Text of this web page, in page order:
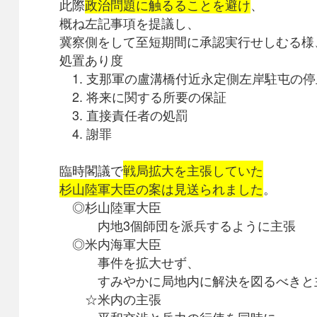
此際政治問題に触るることを避け、
概ね左記事項を提議し、
冀察側をして至短期間に承認実行せしむる様、
処置あり度
1. 支那軍の盧溝橋付近永定側左岸駐屯の
2. 将来に関する所要の保証
3. 直接責任者の処罰
4. 謝罪
臨時閣議で戦局拡大を主張していた
杉山陸軍大臣の案は見送られました。
◎杉山陸軍大臣
内地3個師団を派兵するように主張
◎米内海軍大臣
事件を拡大せず、
すみやかに局地内に解決を図るべきと
☆米内の主張